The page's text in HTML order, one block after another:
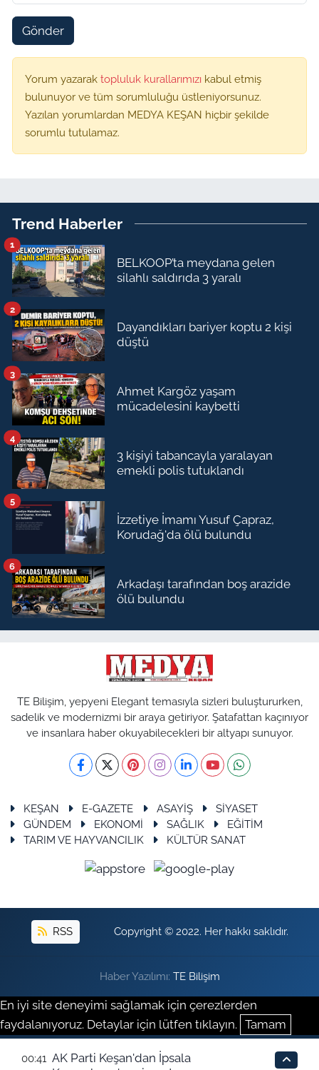
Gönder
Yorum yazarak topluluk kurallarımızı kabul etmiş
bulunuyor ve tüm sorumluluğu üstleniyorsunuz.
Yazılan yorumlardan MEDYA KEŞAN hiçbir şekilde
sorumlu tutulamaz.
Trend Haberler
BELKOOP’ta meydana gelen
silahlı saldırıda 3 yaralı
1
Dayandıkları bariyer koptu 2 kişi
düştü
2
Ahmet Kargöz yaşam
mücadelesini kaybetti
3
3 kişiyi tabancayla yaralayan
emekli polis tutuklandı
4
İzzetiye İmamı Yusuf Çapraz,
Korudağ'da ölü bulundu
5
Arkadaşı tarafından boş arazide
ölü bulundu
6
TE Bilişim, yepyeni Elegant temasıyla sizleri buluştururken,
sadelik ve modernizmi bir araya getiriyor. Şatafattan kaçınıyor
ve insanlara haber okuyabilecekleri bir altyapı sunuyor.
KEŞAN E-GAZETE ASAYİŞ
SİYASET
GÜNDEM
EKONOMİ SAĞLIK
EĞİTİM
TARIM VE HAYVANCILIK
KÜLTÜR SANAT
RSS Copyright © 2022. Her hakkı saklıdır.
Haber Yazılımı: TE Bilişim
En iyi site deneyimi sağlamak için çerezlerden
faydalanıyoruz. Detaylar için lütfen tıklayın. Tamam
00:41 AK Parti Keşan'dan İpsala